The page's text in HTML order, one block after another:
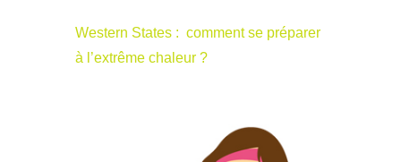
Western States : comment se préparer
à l’extrême chaleur ?